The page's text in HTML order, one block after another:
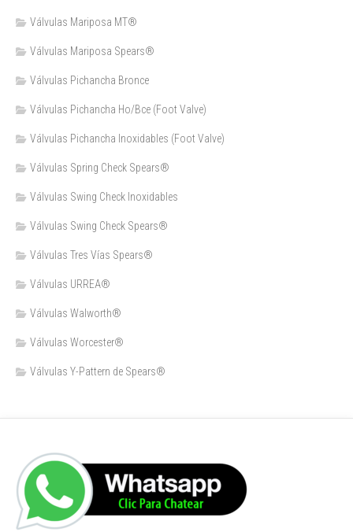
Válvulas Mariposa MT®
Válvulas Mariposa Spears®
Válvulas Pichancha Bronce
Válvulas Pichancha Ho/Bce (Foot Valve)
Válvulas Pichancha Inoxidables (Foot Valve)
Válvulas Spring Check Spears®
Válvulas Swing Check Inoxidables
Válvulas Swing Check Spears®
Válvulas Tres Vías Spears®
Válvulas URREA®
Válvulas Walworth®
Válvulas Worcester®
Válvulas Y-Pattern de Spears®️